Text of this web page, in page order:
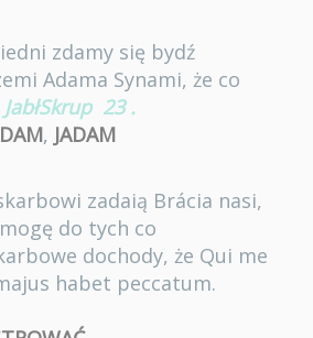
zdamy się bydź
Adama Synami, że co
JabłSkrup 23 .
, JADAM
zadaią Brácia nasi,
do tych co
dochody, że Qui me
habet peccatum.